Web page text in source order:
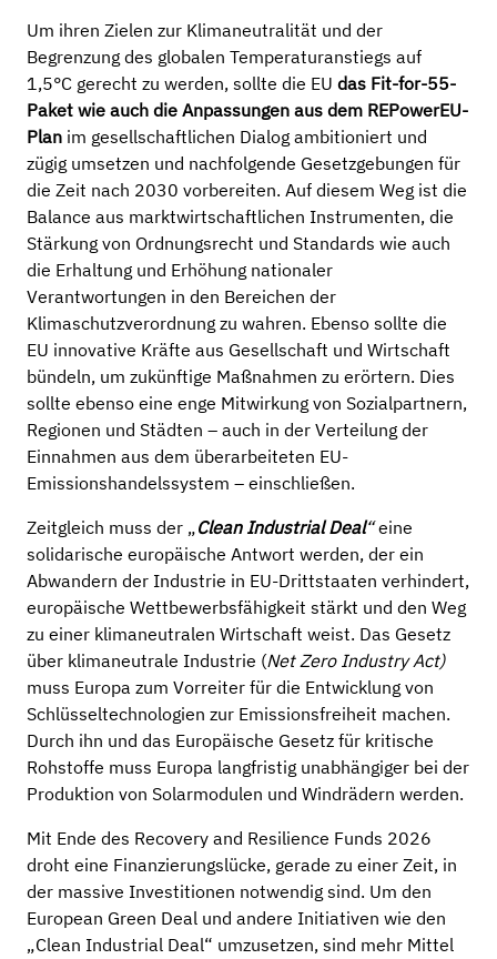
Um ihren Zielen zur Klimaneutralität und der
Begrenzung des globalen Temperaturanstiegs auf
1,5°C gerecht zu werden, sollte die EU das Fit-for-55-
Paket wie auch die Anpassungen aus dem REPowerEU-
Plan im gesellschaftlichen Dialog ambitioniert und
zügig umsetzen und nachfolgende Gesetzgebungen für
die Zeit nach 2030 vorbereiten. Auf diesem Weg ist die
Balance aus marktwirtschaftlichen Instrumenten, die
Stärkung von Ordnungsrecht und Standards wie auch
die Erhaltung und Erhöhung nationaler
Verantwortungen in den Bereichen der
Klimaschutzverordnung zu wahren. Ebenso sollte die
EU innovative Kräfte aus Gesellschaft und Wirtschaft
bündeln, um zukünftige Maßnahmen zu erörtern. Dies
sollte ebenso eine enge Mitwirkung von Sozialpartnern,
Regionen und Städten – auch in der Verteilung der
Einnahmen aus dem überarbeiteten EU-
Emissionshandelssystem – einschließen.
Zeitgleich muss der „Clean Industrial Deal“eine
solidarische europäische Antwort werden, der ein
Abwandern der Industrie in EU-Drittstaaten verhindert,
europäische Wettbewerbsfähigkeit stärkt und den Weg
zu einer klimaneutralen Wirtschaft weist. Das Gesetz
über klimaneutrale Industrie (Net Zero Industry Act)
muss Europa zum Vorreiter für die Entwicklung von
Schlüsseltechnologien zur Emissionsfreiheit machen.
Durch ihn und das Europäische Gesetz für kritische
Rohstoffe muss Europa langfristig unabhängiger bei der
Produktion von Solarmodulen und Windrädern werden.
Mit Ende des Recovery and Resilience Funds 2026
droht eine Finanzierungslücke, gerade zu einer Zeit, in
der massive Investitionen notwendig sind. Um den
European Green Deal und andere Initiativen wie den
„Clean Industrial Deal“ umzusetzen, sind mehr Mittel